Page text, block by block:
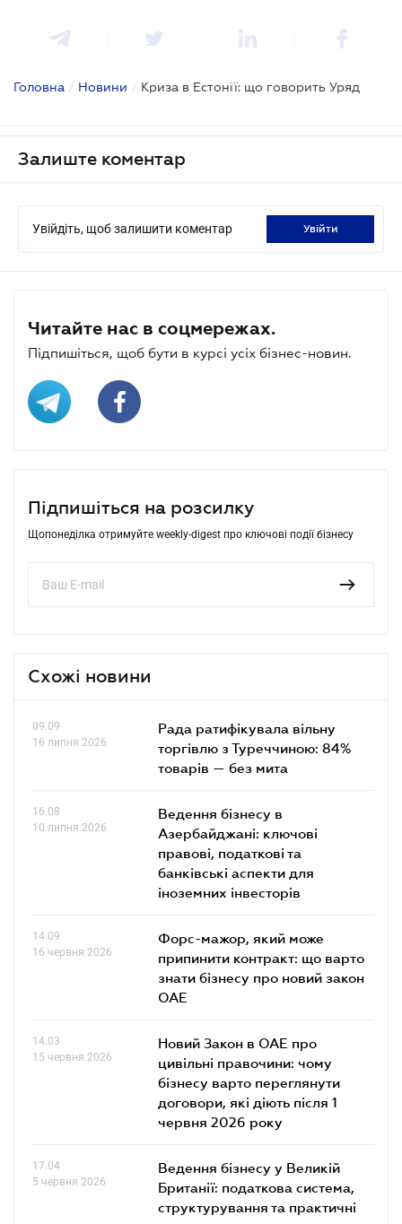
Головна / Новини / Криза в Естонії: що говорить Уряд
Залиште коментар
Увійдіть, щоб залишити коментар увійти
Читайте нас в соцмережах.
Підпишіться, щоб бути в курсі усіх бізнес-новин.
Підпишіться на розсилку
Щопонеділка отримуйте weekly-digest про ключові події бізнесу
Схожі новини
09.09
16 липня 2026
Рада ратифікувала вільну
торгівлю з Туреччиною: 84%
товарів — без мита
16.08
10 липня 2026
Ведення бізнесу в
Азербайджані: ключові
правові, податкові та
банківські аcпекти для
іноземних інвесторів
14.09
16 червня 2026
Форс-мажор, який може
припинити контракт: що варто
знати бізнесу про новий закон
ОАЕ
14.03
15 червня 2026
Новий Закон в ОАЕ про
цивільні правочини: чому
бізнесу варто переглянути
договори, які діють після 1
червня 2026 року
17.04
5 червня 2026
Ведення бізнесу у Великій
Британії: податкова система,
структурування та практичні